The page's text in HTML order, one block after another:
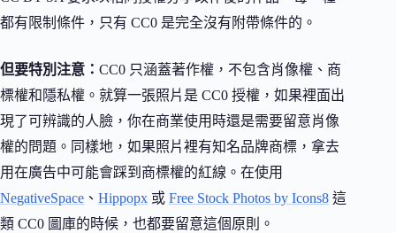
都有限制條件，只有 CC0 是完全沒有附帶條件的。
但要特別注意： CC0 只涵蓋著作權，不包含肖像權、商
標權和隱私權。就算一張照片是 CC0 授權，如果裡面出
現了可辨識的人臉，你在商業使用時還是需要留意肖像
權的問題。同樣地，如果照片裡有知名品牌商標，拿去
用在廣告中可能會踩到商標權的紅線。在使用
NegativeSpace 、 Hippopx 或 Free Stock Photos by Icons8 這
類 CC0 圖庫的時候，也都要留意這個原則。